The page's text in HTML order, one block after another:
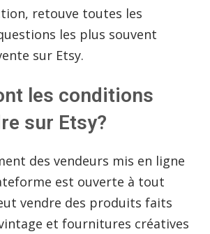
retouve toutes les
les plus souvent
sur Etsy.
les conditions
sur Etsy?
des vendeurs mis en ligne
est ouverte à tout
vendre des produits faits
et fournitures créatives